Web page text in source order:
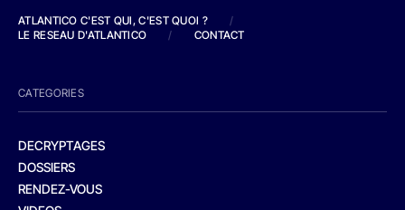
ATLANTICO C'EST QUI, C'EST QUOI ?
/
LE RESEAU D'ATLANTICO
/ CONTACT
CATEGORIES
DECRYPTAGES
DOSSIERS
RENDEZ-VOUS